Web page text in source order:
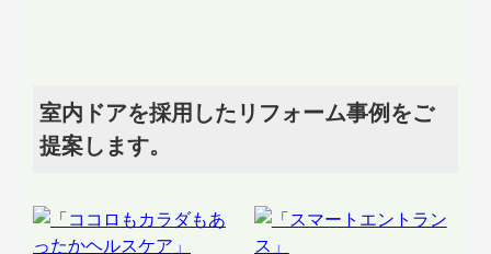
室内ドアを採用したリフォーム事例をご
提案します。